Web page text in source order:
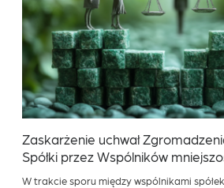
Zaskarżenie uchwał
Spółki przez Wspólników
W trakcie sporu między wspólnikami